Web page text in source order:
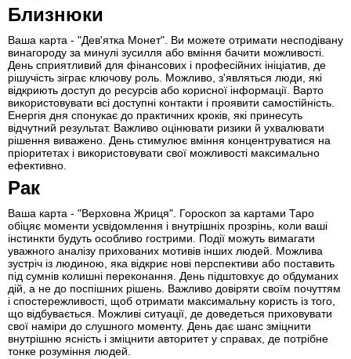
Близнюки
Ваша карта - "Дев'ятка Монет". Ви можете отримати несподівану
винагороду за минулі зусилля або вміння бачити можливості.
День сприятливий для фінансових і професійних ініціатив, де
рішучість зіграє ключову роль. Можливо, з'являться люди, які
відкриють доступ до ресурсів або корисної інформації. Варто
використовувати всі доступні контакти і проявити самостійність.
Енергія дня спонукає до практичних кроків, які принесуть
відчутний результат. Важливо оцінювати ризики й ухвалювати
рішення виважено. День стимулює вміння концентруватися на
пріоритетах і використовувати свої можливості максимально
ефективно.
Рак
Ваша карта - "Верховна Жриця". Гороскоп за картами Таро
обіцяє моменти усвідомлення і внутрішніх прозрінь, коли ваші
інстинкти будуть особливо гострими. Події можуть вимагати
уважного аналізу прихованих мотивів інших людей. Можлива
зустріч із людиною, яка відкриє нові перспективи або поставить
під сумнів колишні переконання. День підштовхує до обдуманих
дій, а не до поспішних рішень. Важливо довіряти своїм почуттям
і спостережливості, щоб отримати максимальну користь із того,
що відбувається. Можливі ситуації, де доведеться приховувати
свої наміри до слушного моменту. День дає шанс зміцнити
внутрішню ясність і зміцнити авторитет у справах, де потрібне
тонке розуміння людей.